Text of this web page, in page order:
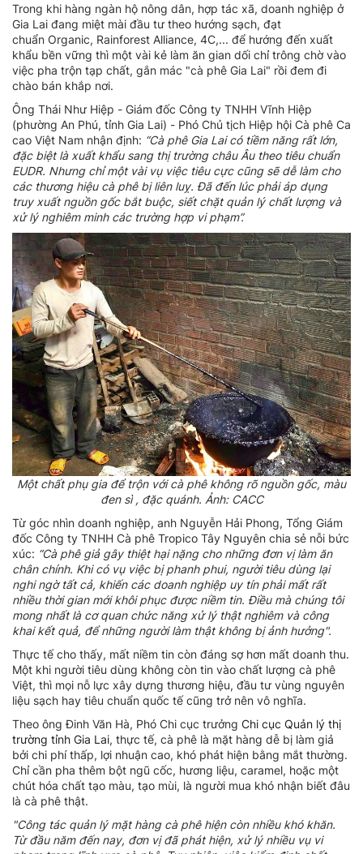
Trong khi hàng ngàn hộ nông dân, hợp tác xã, doanh nghiệp ở
Gia Lai đang miệt mài đầu tư theo hướng sạch, đạt
chuẩn Organic, Rainforest Alliance, 4C,... để hướng đến xuất
khẩu bền vững thì một vài kẻ làm ăn gian dối chỉ trông chờ vào
việc pha trộn tạp chất, gắn mác "cà phê Gia Lai" rồi đem đi
chào bán khắp nơi.
Ông Thái Như Hiệp - Giám đốc Công ty TNHH Vĩnh Hiệp
(phường An Phú, tỉnh Gia Lai) - Phó Chủ tịch Hiệp hội Cà phê Ca
cao Việt Nam nhận định: “Cà phê Gia Lai có tiềm năng rất lớn,
đặc biệt là xuất khẩu sang thị trường châu Âu theo tiêu chuẩn
EUDR. Nhưng chỉ một vài vụ việc tiêu cực cũng sẽ dễ làm cho
các thương hiệu cà phê bị liên luỵ. Đã đến lúc phải áp dụng
truy xuất nguồn gốc bắt buộc, siết chặt quản lý chất lượng và
xử lý nghiêm minh các trường hợp vi phạm”.
Một chất phụ gia để trộn với cà phê không rõ nguồn gốc, màu
đen sì , đặc quánh. Ảnh: CACC
Từ góc nhìn doanh nghiệp, anh Nguyễn Hải Phong, Tổng Giám
đốc Công ty TNHH Cà phê Tropico Tây Nguyên chia sẻ nỗi bức
xúc: “Cà phê giả gây thiệt hại nặng cho những đơn vị làm ăn
chân chính. Khi có vụ việc bị phanh phui, người tiêu dùng lại
nghi ngờ tất cả, khiến các doanh nghiệp uy tín phải mất rất
nhiều thời gian mới khôi phục được niềm tin. Điều mà chúng tôi
mong nhất là cơ quan chức năng xử lý thật nghiêm và công
khai kết quả, để những người làm thật không bị ảnh hưởng".
Thực tế cho thấy, mất niềm tin còn đáng sợ hơn mất doanh thu.
Một khi người tiêu dùng không còn tin vào chất lượng cà phê
Việt, thì mọi nỗ lực xây dựng thương hiệu, đầu tư vùng nguyên
liệu sạch hay tiêu chuẩn quốc tế cũng trở nên vô nghĩa.
Theo ông Đinh Văn Hà, Phó Chi cục trưởng Chi cục Quản lý thị
trường tỉnh Gia Lai, thực tế, cà phê là mặt hàng dễ bị làm giả
bởi chi phí thấp, lợi nhuận cao, khó phát hiện bằng mắt thường.
Chỉ cần pha thêm bột ngũ cốc, hương liệu, caramel, hoặc một
chút hóa chất tạo màu, tạo mùi, là người mua khó nhận biết đâu
là cà phê thật.
"Công tác quản lý mặt hàng cà phê hiện còn nhiều khó khăn.
Từ đầu năm đến nay, đơn vị đã phát hiện, xử lý nhiều vụ vi